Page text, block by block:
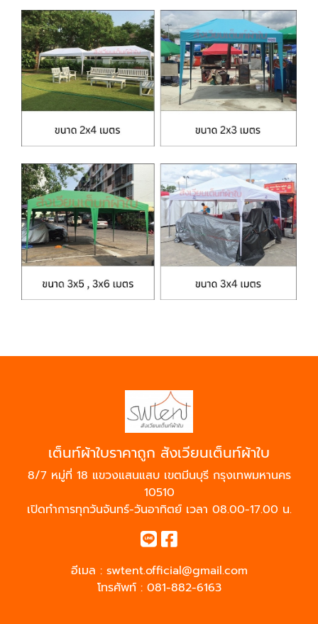
เต็นท์ผ้าใบราคาถูก สังเวียนเต็นท์ผ้าใบ
8/7 หมู่ที่ 18 แขวงแสนแสบ เขตมีนบุรี กรุงเทพมหานคร
10510
เปิดทำการทุกวันจันทร์-วันอาทิตย์ เวลา 08.00-17.00 น.
อีเมล : swtent.official@gmail.com
โทรศัพท์ : 081-882-6163